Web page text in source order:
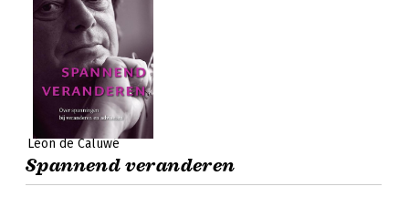
Léon de Caluwé
Spannend veranderen